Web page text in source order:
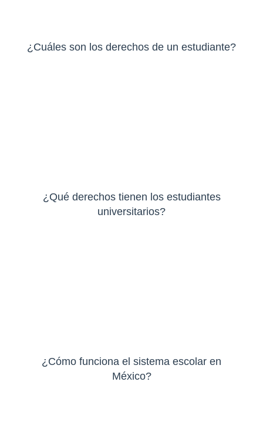
¿Cuáles son los derechos de un estudiante?
¿Qué derechos tienen los estudiantes
universitarios?
¿Cómo funciona el sistema escolar en
México?